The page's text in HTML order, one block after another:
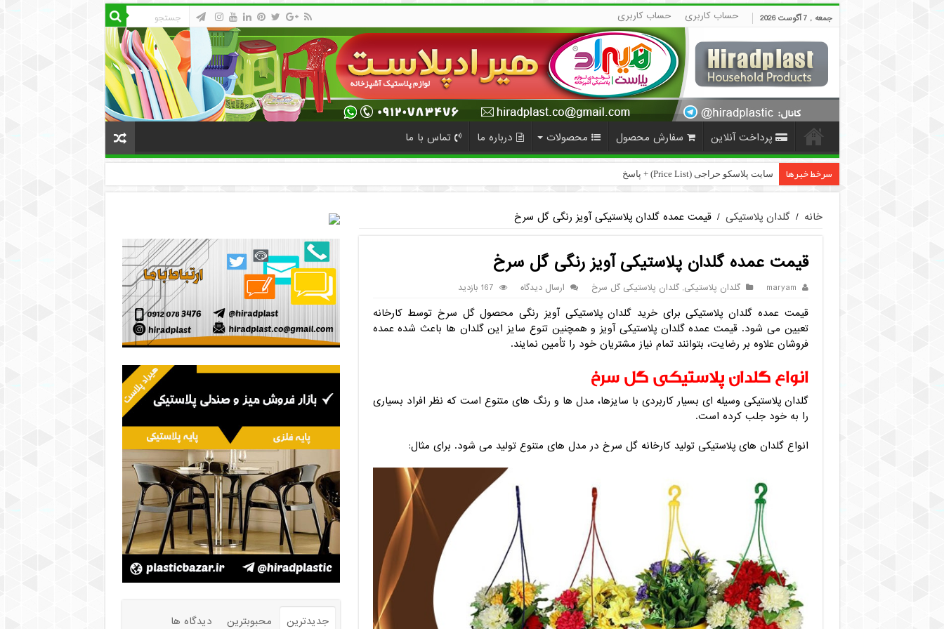
جمعه , 7 آگوست 2026 حساب کاربری حساب کاربری
پرداخت آنلاین سفارش محصول محصولات درباره ما تماس با ما
سرخط خبرها سایت پلاسکو حراجی (Price List) + پاسخ به سوالات متداول
خانه / گلدان پلاستیکی / قیمت عمده گلدان پلاستیکی آویز رنگی گل سرخ
قیمت عمده گلدان پلاستیکی آویز رنگی گل سرخ
maryam گلدان پلاستیکی,گلدان پلاستیکی گل سرخ ارسال دیدگاه 167 بازدید
قیمت عمده گلدان پلاستیکی برای خرید گلدان پلاستیکی آویز رنگی محصول گل سرخ توسط کارخانه
تعیین می شود. قیمت عمده گلدان پلاستیکی آویز و همچنین تنوع سایز این گلدان ها باعث شده عمده
فروشان علاوه بر رضایت، بتوانند تمام نیاز مشتریان خود را تأمین نمایند.
انواع گلدان پلاستیکی گل سرخ
گلدان پلاستیکی وسیله ای بسیار کاربردی با سایزها، مدل ها و رنگ های متنوع است که نظر افراد بسیاری
را به خود جلب کرده است.
انواع گلدان های پلاستیکی تولید کارخانه گل سرخ در مدل های متنوع تولید می شود. برای مثال:
جدیدترین محبوبترین دیدگاه ها